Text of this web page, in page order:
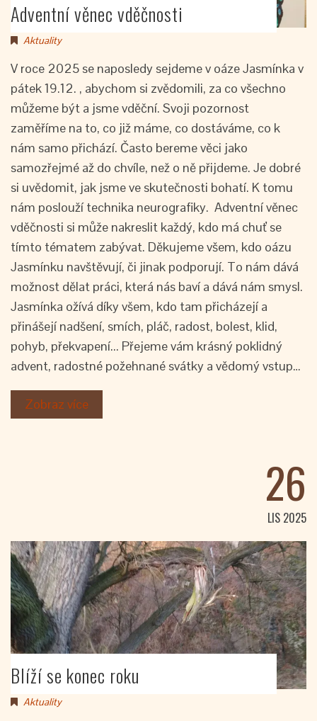
Adventní věnec vděčnosti
Aktuality
V roce 2025 se naposledy sejdeme v oáze Jasmínka v
pátek 19.12. , abychom si zvědomili, za co všechno
můžeme být a jsme vděční. Svoji pozornost
zaměříme na to, co již máme, co dostáváme, co k
nám samo přichází. Často bereme věci jako
samozřejmé až do chvíle, než o ně přijdeme. Je dobré
si uvědomit, jak jsme ve skutečnosti bohatí. K tomu
nám poslouží technika neurografiky. Adventní věnec
vděčnosti si může nakreslit každý, kdo má chuť se
tímto tématem zabývat. Děkujeme všem, kdo oázu
Jasmínku navštěvují, či jinak podporují. To nám dává
možnost dělat práci, která nás baví a dává nám smysl.
Jasmínka ožívá díky všem, kdo tam přicházejí a
přinášejí nadšení, smích, pláč, radost, bolest, klid,
pohyb, překvapení... Přejeme vám krásný poklidný
advent, radostné požehnané svátky a vědomý vstup…
Zobraz více
26
LIS 2025
Blíží se konec roku
Aktuality